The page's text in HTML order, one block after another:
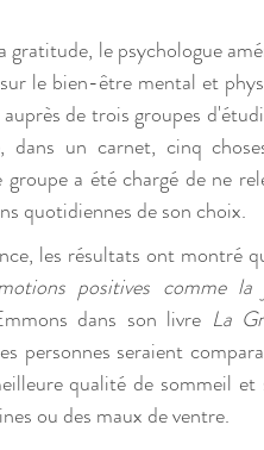
gratitude, le psychologue
le bien-être mental et
de trois groupes
dans un carnet, cinq
a été chargé de ne
quotidiennes de son choix.
les résultats ont montré
positives comme
dans son livre La
personnes seraient
qualité de sommeil
ou des maux de ventre.